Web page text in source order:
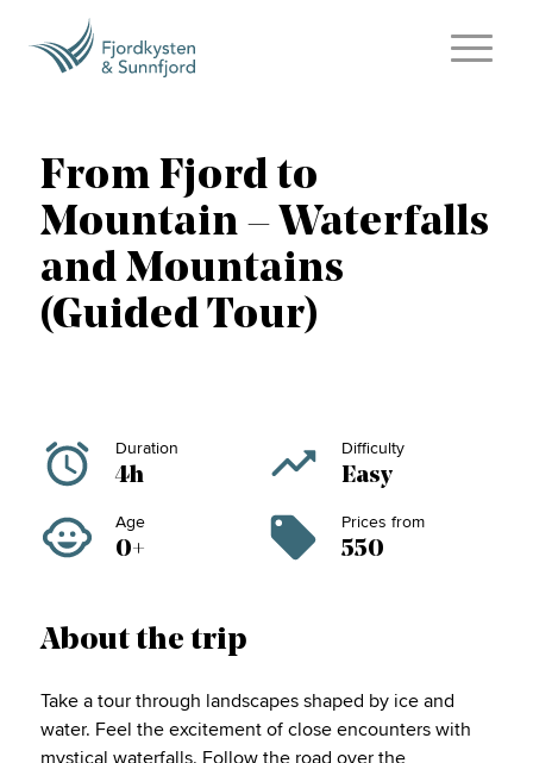
From Fjord to
Mountain – Waterfalls
and Mountains
(Guided Tour)